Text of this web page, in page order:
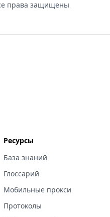
права защищены.
Ресурсы
База знаний
Глоссарий
Мобильные прокси
Протоколы